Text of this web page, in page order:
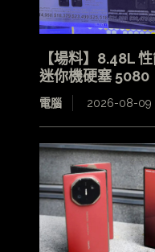
【場料】8.48L
迷你機硬塞 5080
電腦 2026-08-09